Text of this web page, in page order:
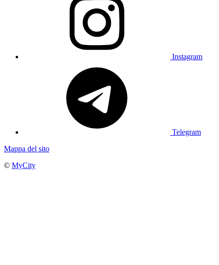
Instagram
Telegram
Mappa del sito
© MyCity